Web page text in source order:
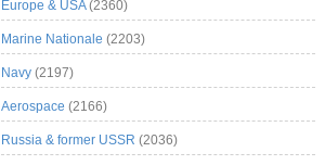
Europe & USA(2360)
Marine Nationale (2203)
Navy (2197)
Aerospace (2166)
Russia & former USSR (2036)